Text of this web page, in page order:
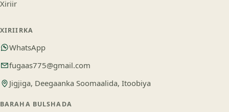
Xiriir
XIRIIRKA
WhatsApp
fugaas775@gmail.com
Jigjiga, Deegaanka Soomaalida, Itoobiya
BARAHA BULSHADA